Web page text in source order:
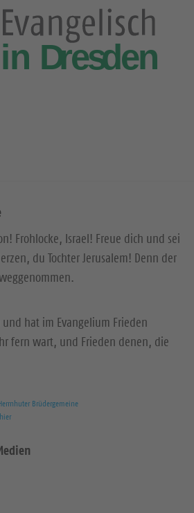
Frohlocke, Israel! Freue dich und sei
du Tochter Jerusalem! Denn der
und hat im Evangelium Frieden
fern wart, und Frieden denen, die
Brüdergemeine